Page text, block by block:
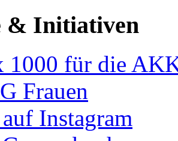
& Initiativen
1000 für die
Frauen
Instagram